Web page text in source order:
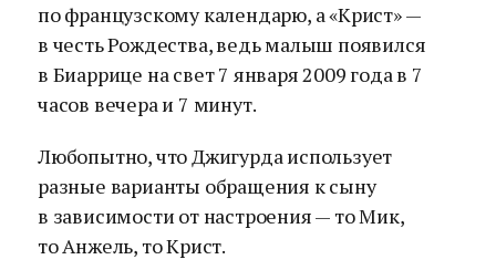
по французскому календарю, а «Крист» —
в честь Рождества, ведь малыш появился
в Биаррице на свет 7 января 2009 года в 7
часов вечера и 7 минут.
Любопытно, что Джигурда использует
разные варианты обращения к сыну
в зависимости от настроения — то Мик,
то Анжель, то Крист.